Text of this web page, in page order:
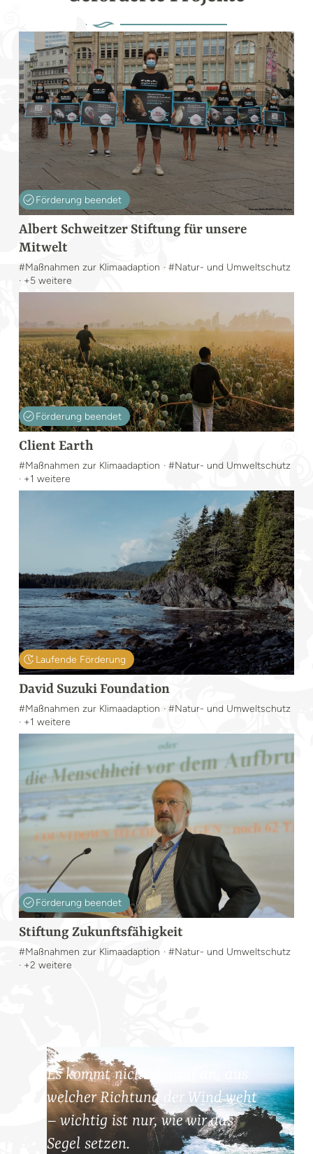
Förderung beendet
Albert Schweitzer Stiftung für unsere
Mitwelt
#Maßnahmen zur Klimaadaption · #Natur- und Umweltschutz
· +5 weitere
Förderung beendet
Client Earth
#Maßnahmen zur Klimaadaption · #Natur- und Umweltschutz
· +1 weitere
Laufende Förderung
David Suzuki Foundation
#Maßnahmen zur Klimaadaption · #Natur- und Umweltschutz
· +1 weitere
Förderung beendet
Stiftung Zukunftsfähigkeit
#Maßnahmen zur Klimaadaption · #Natur- und Umweltschutz
· +2 weitere
Es kommt nicht darauf an, aus
welcher Richtung der Wind weht
– wichtig ist nur, wie wir das
Segel setzen.